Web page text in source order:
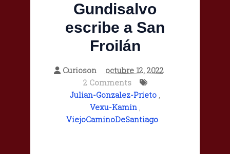
Gundisalvo
escribe a San
Froilán
Curioson
octubre 12, 2022
2 Comments
Julian-Gonzalez-Prieto ,
Vexu-Kamin,
ViejoCaminoDeSantiago